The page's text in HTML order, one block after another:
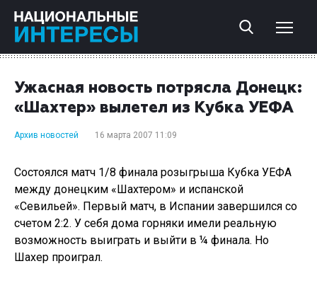
Ужасная новость потрясла Донецк:
«Шахтер» вылетел из Кубка УЕФА
Архив новостей 16 марта 2007 11:09
Состоялся матч 1/8 финала розыгрыша Кубка УЕФА
между донецким «Шахтером» и испанской
«Севильей». Первый матч, в Испании завершился со
счетом 2:2. У себя дома горняки имели реальную
возможность выиграть и выйти в ¼ финала. Но
Шахер проиграл.